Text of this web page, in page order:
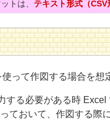
トは、 テキスト形式（CSV
って作図する場合を想
る必要がある時 Excel
ておいて、作図する際